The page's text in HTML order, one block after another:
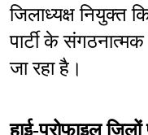
जिलाध्यक्ष नियुक्त
पार्टी के
जा रहा है।
हाई-प्रोफाइल